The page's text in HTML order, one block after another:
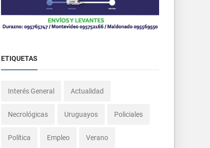
ETIQUETAS
Interés General Actualidad
Necrológicas Uruguayos Policiales
Política Empleo Verano